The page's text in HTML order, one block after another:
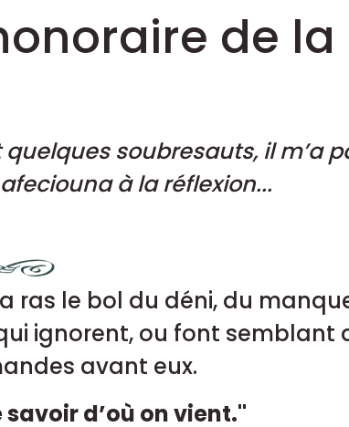
de la
soubresauts, il m’a
à la réflexion...
ras le bol du déni, du
ignorent, ou font semblant
avant eux.
d’où on vient."